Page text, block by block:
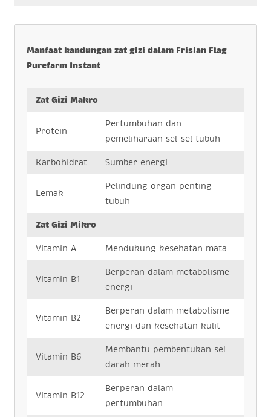
Manfaat kandungan zat gizi dalam Frisian Flag
Purefarm Instant
Zat Gizi Makro
Protein
Pertumbuhan dan
pemeliharaan sel-sel tubuh
Karbohidrat Sumber energi
Lemak
Pelindung organ penting
tubuh
Zat Gizi Mikro
Vitamin A Mendukung kesehatan mata
Vitamin B1
Berperan dalam metabolisme
energi
Vitamin B2
Berperan dalam metabolisme
energi dan kesehatan kulit
Vitamin B6
Membantu pembentukan sel
darah merah
Vitamin B12
Berperan dalam
pertumbuhan